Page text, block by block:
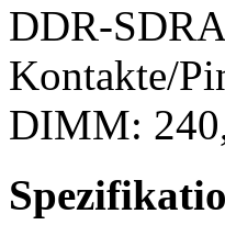
DDR-
Kontakte/
DIMM: